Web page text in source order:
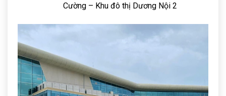
Cường – Khu đô thị Dương Nội 2